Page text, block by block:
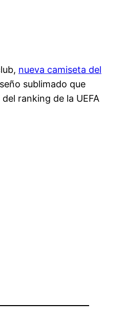
nueva camiseta del
sublimado que
ranking de la UEFA